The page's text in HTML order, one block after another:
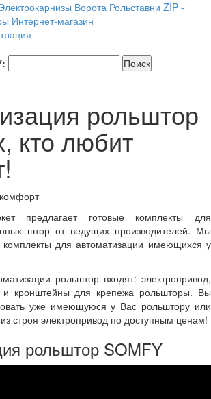
Ворота Рольставни ZIP -
Интернет-магазин
рольштор
кто любит
предлагает готовые комплекты для
штор от ведущих производителей. Мы
комплекты для автоматизации имеющихся у
рольштор входят: электропривод,
и кронштейны для крепежа рольшторы. Вы
уже имеющуюся у Вас рольштору или
строя электропривод по доступным ценам!
рольштор SOMFY